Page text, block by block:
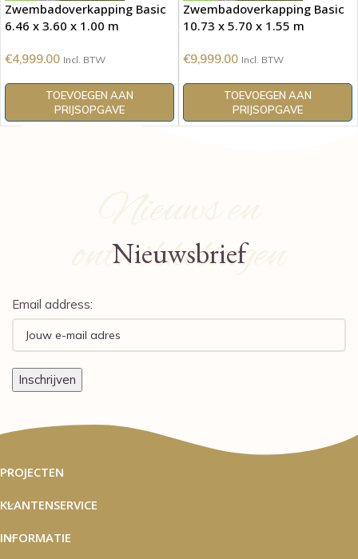
Zwembadoverkapping Basic
6.46 x 3.60 x 1.00 m
€4,999.00 Incl. BTW
TOEVOEGEN AAN
PRIJSOPGAVE
Zwembadoverkapping Basic
10.73 x 5.70 x 1.55 m
€9,999.00 Incl. BTW
TOEVOEGEN AAN
PRIJSOPGAVE
Nieuws en
ontwikkelingen
Nieuwsbrief
Email address:
PROJECTEN
KLANTENSERVICE
INFORMATIE